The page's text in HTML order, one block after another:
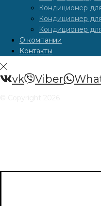
Кондиционер
Кондиционер
Кондиционер
О компании
Контакты
vk Viber